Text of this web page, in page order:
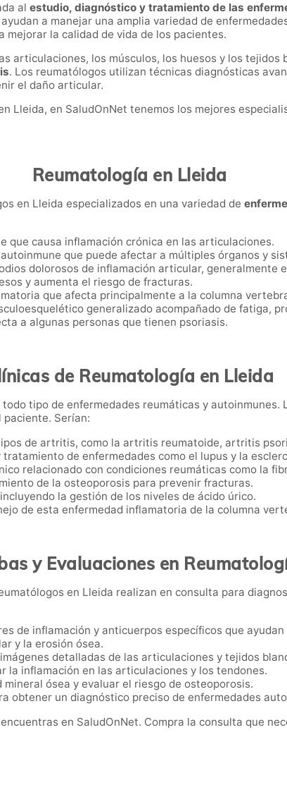
al estudio, diagnóstico y tratamiento de las
a manejar una amplia variedad de
la calidad de vida de los pacientes.
articulaciones, los músculos, los huesos y los tejidos
. Los reumatólogos utilizan técnicas diagnósticas
el daño articular.
Lleida, en SaludOnNet tenemos los mejores
Reumatología en Lleida
en Lleida especializados en una variedad de
que causa inflamación crónica en las articulaciones.
que puede afectar a múltiples órganos y
dolorosos de inflamación articular, generalmente
y aumenta el riesgo de fracturas.
que afecta principalmente a la columna
generalizado acompañado de fatiga,
a algunas personas que tienen psoriasis.
de Reumatología en Lleida
tipo de enfermedades reumáticas y autoinmunes.
Serían:
de artritis, como la artritis reumatoide, artritis
tratamiento de enfermedades como el lupus y la
relacionado con condiciones reumáticas como la
de la osteoporosis para prevenir fracturas.
la gestión de los niveles de ácido úrico.
de esta enfermedad inflamatoria de la columna
y Evaluaciones en
en Lleida realizan en consulta para
de inflamación y anticuerpos específicos que
y la erosión ósea.
detalladas de las articulaciones y tejidos
la inflamación en las articulaciones y los tendones.
mineral ósea y evaluar el riesgo de osteoporosis.
obtener un diagnóstico preciso de enfermedades
en SaludOnNet. Compra la consulta que